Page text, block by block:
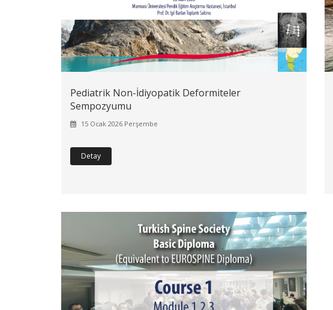
Pediatrik Non-İdiyopatik Deformiteler
Sempozyumu
15 Ocak 2026 Perşembe
Detay